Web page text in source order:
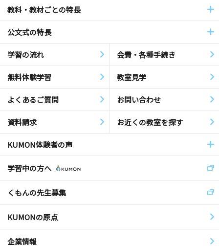
教科・教材ごとの特長
公文式の特長
学習の流れ 会費・各種手続き
無料体験学習 教室見学
よくあるご質問 お問い合わせ
資料請求 お近くの教室を探す
KUMON体験者の声
学習中の方へ
くもんの先生募集
KUMONの原点
企業情報